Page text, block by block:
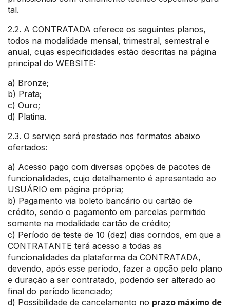
tal.
2.2. A CONTRATADA oferece os seguintes planos,
todos na modalidade mensal, trimestral, semestral e
anual, cujas especificidades estão descritas na página
principal do WEBSITE:
a) Bronze;
b) Prata;
c) Ouro;
d) Platina.
2.3. O serviço será prestado nos formatos abaixo
ofertados:
a) Acesso pago com diversas opções de pacotes de
funcionalidades, cujo detalhamento é apresentado ao
USUÁRIO em página própria;
b) Pagamento via boleto bancário ou cartão de
crédito, sendo o pagamento em parcelas permitido
somente na modalidade cartão de crédito;
c) Período de teste de 10 (dez) dias corridos, em que a
CONTRATANTE terá acesso a todas as
funcionalidades da plataforma da CONTRATADA,
devendo, após esse período, fazer a opção pelo plano
e duração a ser contratado, podendo ser alterado ao
final do período licenciado;
d) Possibilidade de cancelamento no prazo máximo de